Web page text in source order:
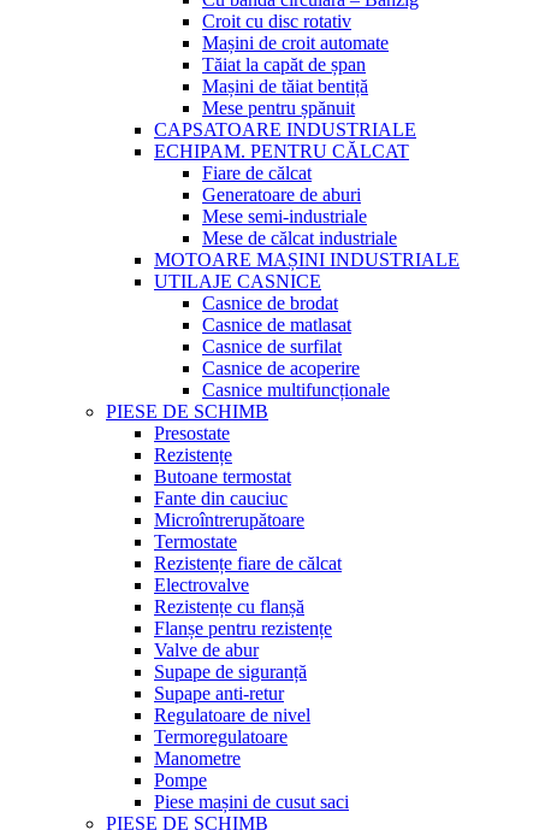
Croit cu disc rotativ
Mașini de croit automate
Tăiat la capăt de șpan
Mașini de tăiat bentiță
Mese pentru șpănuit
CAPSATOARE INDUSTRIALE
ECHIPAM. PENTRU CĂLCAT
Fiare de călcat
Generatoare de aburi
Mese semi-industriale
Mese de călcat industriale
MOTOARE MAȘINI INDUSTRIALE
UTILAJE CASNICE
Casnice de brodat
Casnice de matlasat
Casnice de surfilat
Casnice de acoperire
Casnice multifuncționale
PIESE DE SCHIMB
Presostate
Rezistențe
Butoane termostat
Fante din cauciuc
Microîntrerupătoare
Termostate
Rezistențe fiare de călcat
Electrovalve
Rezistențe cu flanșă
Flanșe pentru rezistențe
Valve de abur
Supape de siguranță
Supape anti-retur
Regulatoare de nivel
Termoregulatoare
Manometre
Pompe
Piese mașini de cusut saci
PIESE DE SCHIMB